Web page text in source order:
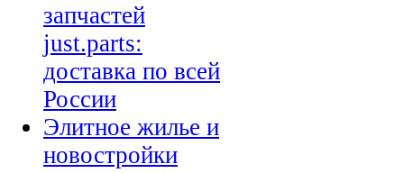
запчастей
just.parts:
доставка по всей
России
Элитное жилье и
новостройки